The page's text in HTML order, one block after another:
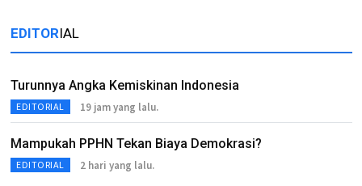
EDITORIAL
Turunnya Angka Kemiskinan Indonesia
EDITORIAL 19 jam yang lalu.
Mampukah PPHN Tekan Biaya Demokrasi?
EDITORIAL 2 hari yang lalu.